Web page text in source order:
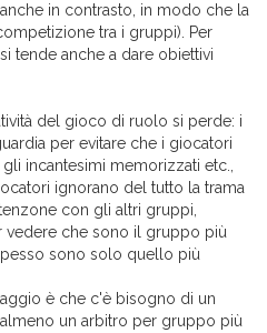
in contrasto, in modo che la
tra i gruppi). Per
tende anche a dare obiettivi
del gioco di ruolo si perde: i
per evitare che i giocatori
incantesimi memorizzati etc.,
ignorano del tutto la trama
con gli altri gruppi,
vedere che sono il gruppo più
sono solo quello più
è che c'è bisogno di un
un arbitro per gruppo più